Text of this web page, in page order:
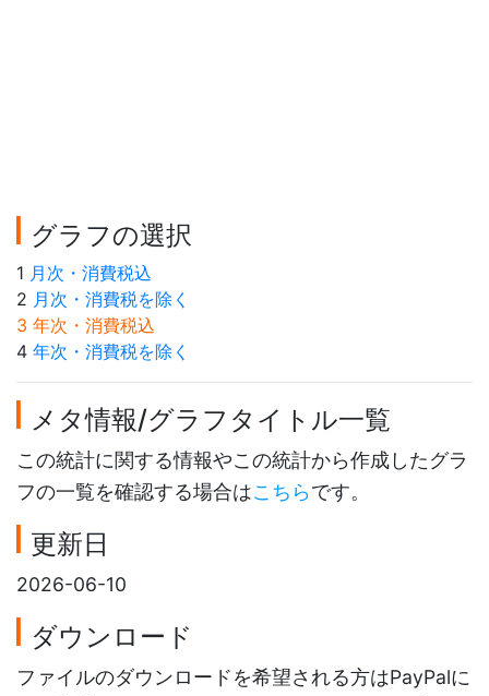
グラフの選択
1 月次・消費税込
2 月次・消費税を除く
3 年次・消費税込
4 年次・消費税を除く
メタ情報/グラフタイトル一覧
この統計に関する情報やこの統計から作成したグラ
フの一覧を確認する場合はこちらです。
更新日
2026-06-10
ダウンロード
ファイルのダウンロードを希望される方はPayPalに